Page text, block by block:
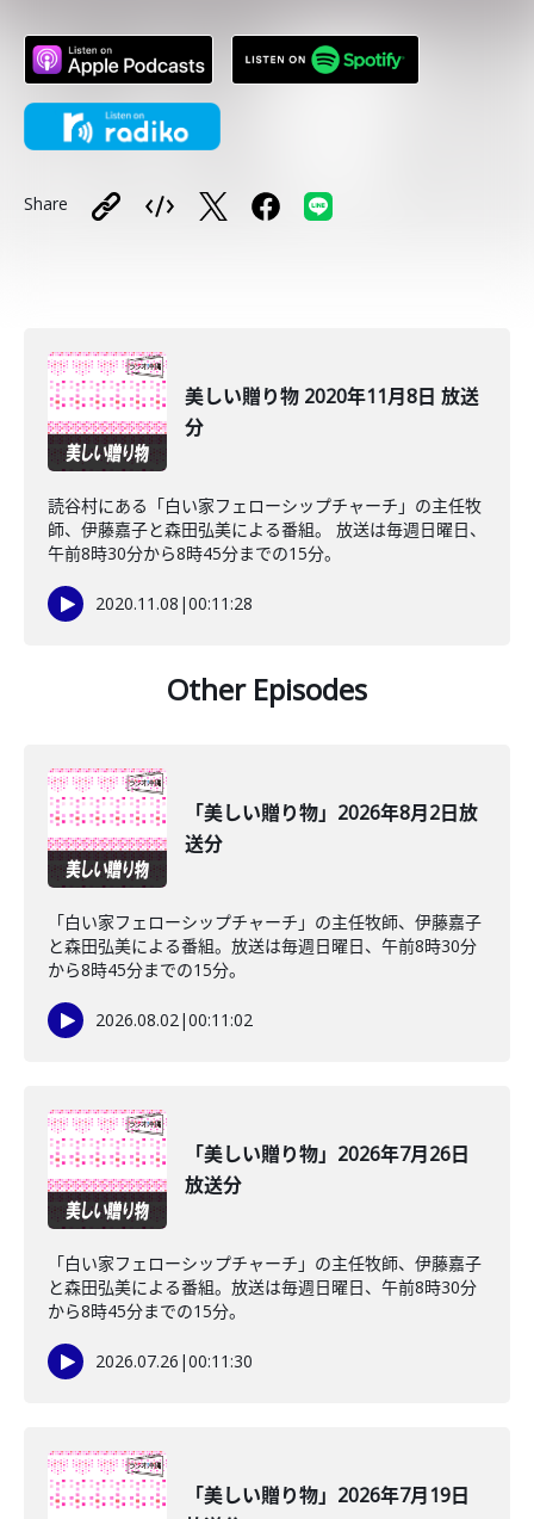
Share
美しい贈り物 2020年11月8日 放送
分
読谷村にある「白い家フェローシップチャーチ」の主任牧
師、伊藤嘉子と森田弘美による番組。 放送は毎週日曜日、
午前8時30分から8時45分までの15分。
2020.11.08 |00:11:28
Other Episodes
「美しい贈り物」2026年8月2日放
送分
「白い家フェローシップチャーチ」の主任牧師、伊藤嘉子
と森田弘美による番組。放送は毎週日曜日、午前8時30分
から8時45分までの15分。
2026.08.02|00:11:02
「美しい贈り物」2026年7月26日
放送分
「白い家フェローシップチャーチ」の主任牧師、伊藤嘉子
と森田弘美による番組。放送は毎週日曜日、午前8時30分
から8時45分までの15分。
2026.07.26 |00:11:30
「美しい贈り物」2026年7月19日